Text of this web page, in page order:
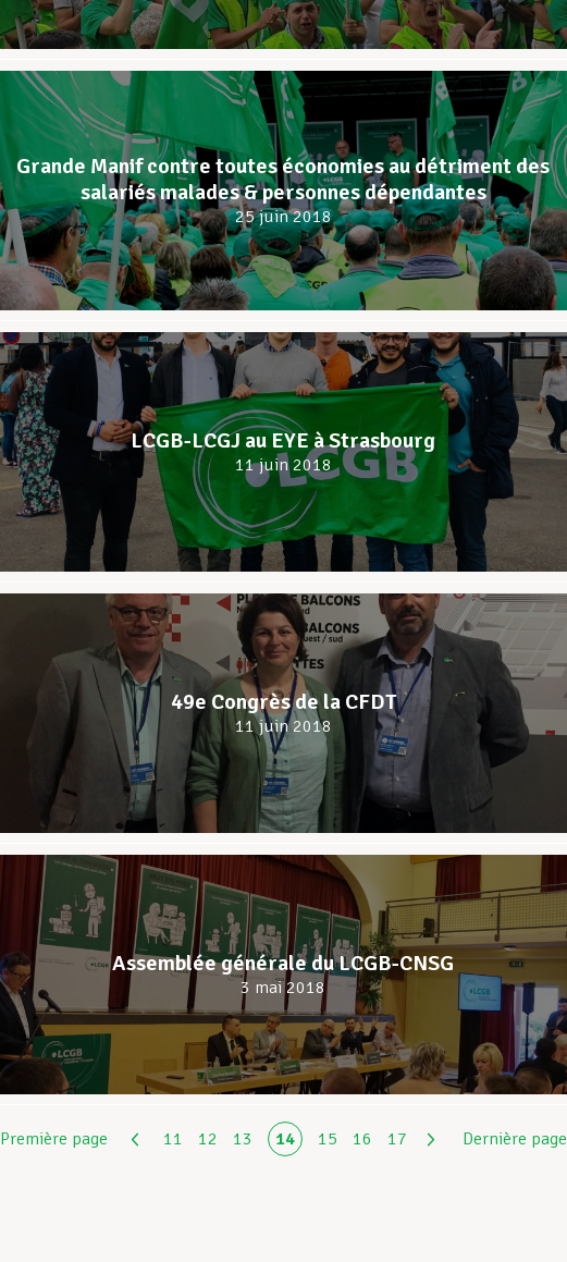
Grande Manif contre toutes économies au détriment des
salariés malades & personnes dépendantes
25 juin 2018
LCGB-LCGJ au EYE à Strasbourg
11 juin 2018
49e Congrès de la CFDT
11 juin 2018
Assemblée générale du LCGB-CNSG
3 mai 2018
Première page 11 12 13 14 15 16 17 Dernière page